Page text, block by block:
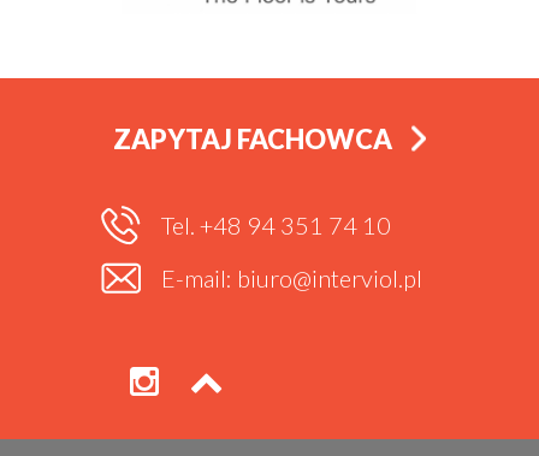
ZAPYTAJ FACHOWCA
Tel. +48 94 351 74 10
E-mail: biuro@interviol.pl